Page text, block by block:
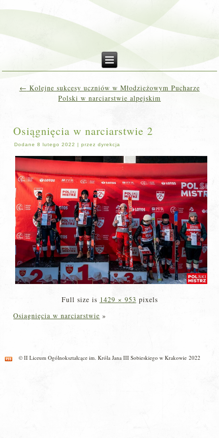
← Kolejne sukcesy uczniów w Młodzieżowym Pucharze
Polski w narciarstwie alpejskim
Osiągnięcia w narciarstwie 2
Dodane 8 lutego 2022 |przez dyrekcja
Full size is 1429 × 953 pixels
Osiągnięcia w narciarstwie »
© II Liceum Ogólnokształcące im. Króla Jana III Sobieskiego w Krakowie 2022